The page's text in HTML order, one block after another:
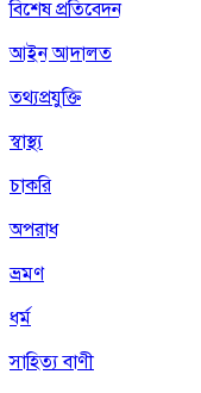
বিশেষ প্রতিবেদন
আইন আদালত
তথ্যপ্রযুক্তি
স্বাস্থ্য
চাকরি
অপরাধ
ভ্রমণ
ধর্ম
সাহিত্য বাণী